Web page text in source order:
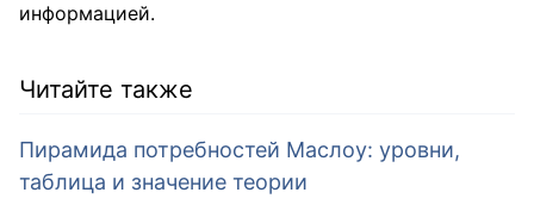
информацией.
Читайте также
Пирамида потребностей Маслоу: уровни,
таблица и значение теории